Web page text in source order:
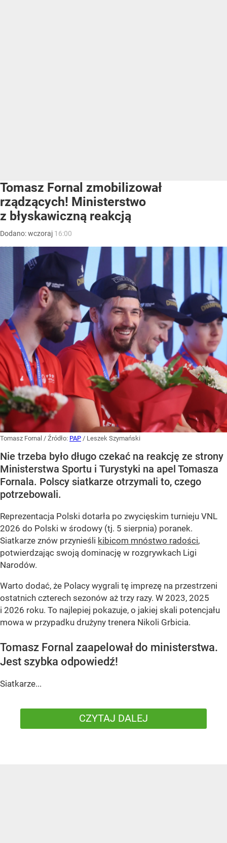
Tomasz Fornal zmobilizował
rządzących! Ministerstwo
z błyskawiczną reakcją
Dodano:wczoraj 16:00
Tomasz Fornal / Źródło: PAP / Leszek Szymański
Nie trzeba było długo czekać na reakcję ze strony
Ministerstwa Sportu i Turystyki na apel Tomasza
Fornala. Polscy siatkarze otrzymali to, czego
potrzebowali.
Reprezentacja Polski dotarła po zwycięskim turnieju VNL
2026 do Polski w środowy (tj. 5 sierpnia) poranek.
Siatkarze znów przynieśli kibicom mnóstwo radości,
potwierdzając swoją dominację w rozgrywkach Ligi
Narodów.
Warto dodać, że Polacy wygrali tę imprezę na przestrzeni
ostatnich czterech sezonów aż trzy razy. W 2023, 2025
i 2026 roku. To najlepiej pokazuje, o jakiej skali potencjału
mowa w przypadku drużyny trenera Nikoli Grbicia.
Tomasz Fornal zaapelował do ministerstwa.
Jest szybka odpowiedź!
Siatkarze...
CZYTAJ DALEJ